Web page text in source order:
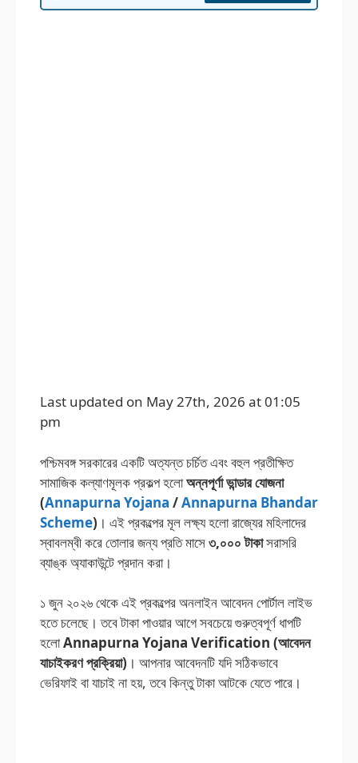
Last updated on May 27th, 2026 at 01:05
pm
পশ্চিমবঙ্গ সরকারের একটি অত্যন্ত চর্চিত এবং বহুল প্রতীক্ষিত
সামাজিক কল্যাণমূলক প্রকল্প হলোঅন্নপূর্ণা ভান্ডার যোজনা
(Annapurna Yojana /Annapurna Bhandar
Scheme) । এই প্রকল্পের মূল লক্ষ্য হলো রাজ্যের মহিলাদের
স্বাবলম্বী করে তোলার জন্য প্রতি মাসে৩,০০০ টাকাসরাসরি
ব্যাঙ্ক অ্যাকাউন্টে প্রদান করা।
১ জুন ২০২৬ থেকে এই প্রকল্পের অনলাইন আবেদন পোর্টাল লাইভ
হতে চলেছে। তবে টাকা পাওয়ার আগে সবচেয়ে গুরুত্বপূর্ণ ধাপটি
হলোAnnapurna Yojana Verification (আবেদন
যাচাইকরণ প্রক্রিয়া) । আপনার আবেদনটি যদি সঠিকভাবে
ভেরিফাই বা যাচাই না হয়, তবে কিন্তু টাকা আটকে যেতে পারে।